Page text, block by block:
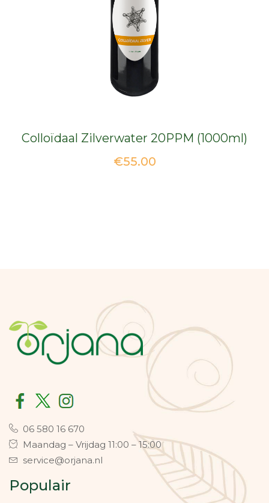
Colloïdaal Zilverwater 20PPM (1000ml)
€55.00
06 580 16 670
Maandag – Vrijdag 11:00 – 15:00
service@orjana.nl
Populair